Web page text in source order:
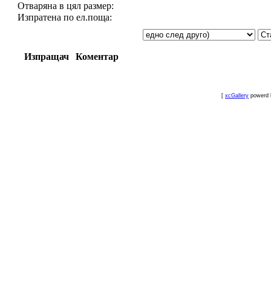
Отваряна в цял размер:
Изпратена по ел.поща:
Изпращач Коментар
[ xcGallery